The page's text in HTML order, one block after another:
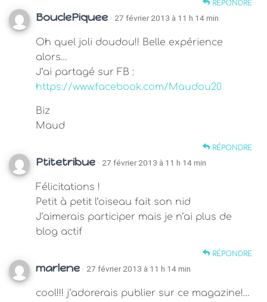
RÉPONDRE
BouclePiquee · 27 février 2013 à 11 h 14 min
Oh quel joli doudou!! Belle expérience
alors…
J’ai partagé sur FB :
https://www.facebook.com/Maudou20
Biz
Maud
RÉPONDRE
Ptitetribue · 27 février 2013 à 11 h 14 min
Félicitations !
Petit à petit l’oiseau fait son nid
J’aimerais participer mais je n’ai plus de
blog actif
RÉPONDRE
marlene · 27 février 2013 à 11 h 14 min
cool!!! j’adorerais publier sur ce magazine!…